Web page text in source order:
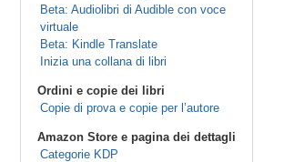
Beta: Audiolibri di Audible con voce
virtuale
Beta: Kindle Translate
Inizia una collana di libri
Ordini e copie dei libri
Copie di prova e copie per l’autore
Amazon Store e pagina dei dettagli
Categorie KDP